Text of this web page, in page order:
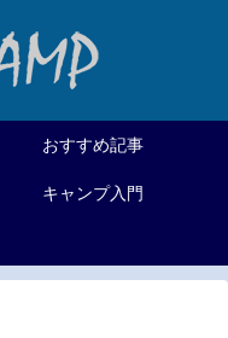
おすすめ記事
キャンプ入門